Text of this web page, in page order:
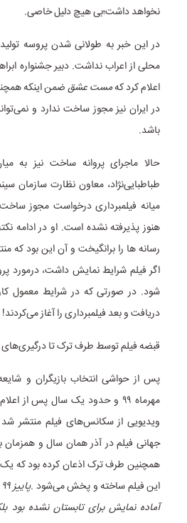
نخواهد داشت؛بی هیچ دلیل خاصی.
در این خبر به طولانی شدن پروسه
محلی از اعراب نداشت. دبیر جشنواره
اعلام کرد کهمست عشقضمن اینکه
در ایران نیز مجوز ساخت ندارد و
باشد.
حالا ماجرای پروانه ساخت نیز به
طباطبایی‌نژاد، معاون نظارت سازمان
میانه فیلمبرداری درخواست مجوز
هنوز پذیرفته نشده است. او در ادامه
رسانه ها را برانگیخت و آن این بود که
اگر فیلم شرایط نمایش داشت، درمورد
شود. در صورتی که در شرایط معمول
دریافت و بعد فیلمبرداری را آغاز می‌کردند!
قبضه فیلم توسط طرف ترک تا
پس از حواشی انتخاب بازیگران و
مهرماه ۹۹ و حدود یک سال پس از
ویدیویی از سکانس‌های فیلم منتشر
جهانی فیلم در آذر همان سال و همزمان
همچنین طرف ترک اذعان کرده بود که
این فیلم ساخته و پخش می‌شود .
آماده نمایش برای تابستان نشده بود